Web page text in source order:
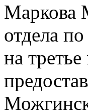
Маркова
отдела
на